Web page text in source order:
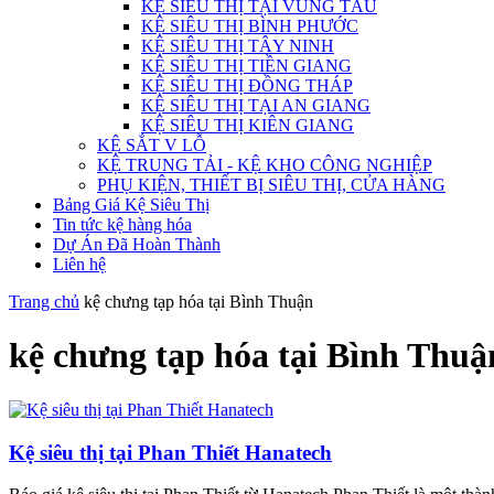
KỆ SIÊU THỊ TẠI VŨNG TÀU
KỆ SIÊU THỊ BÌNH PHƯỚC
KỆ SIÊU THỊ TÂY NINH
KỆ SIÊU THỊ TIỀN GIANG
KỆ SIÊU THỊ ĐỒNG THÁP
KỆ SIÊU THỊ TẠI AN GIANG
KỆ SIÊU THỊ KIÊN GIANG
KỆ SẮT V LỖ
KỆ TRUNG TẢI - KỆ KHO CÔNG NGHIỆP
PHỤ KIỆN, THIẾT BỊ SIÊU THỊ, CỬA HÀNG
Bảng Giá Kệ Siêu Thị
Tin tức kệ hàng hóa
Dự Án Đã Hoàn Thành
Liên hệ
Trang chủ kệ chưng tạp hóa tại Bình Thuận
kệ chưng tạp hóa tại Bình
Kệ siêu thị tại Phan Thiết Hanatech